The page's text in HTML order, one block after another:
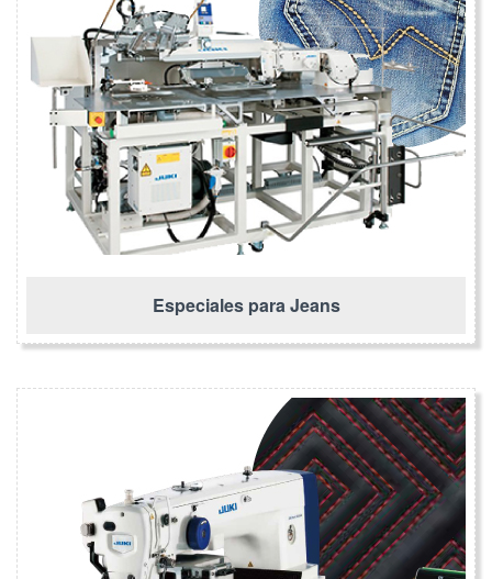
Especiales para Jeans